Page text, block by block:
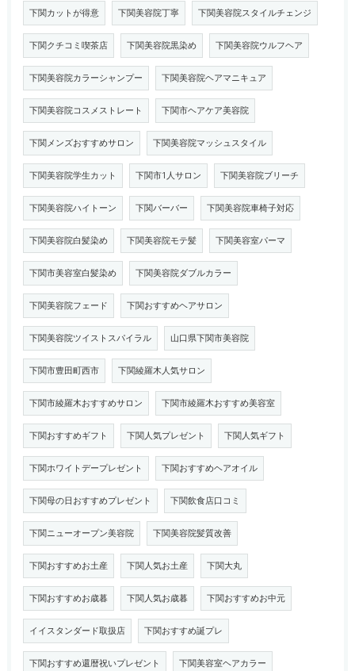
下関カットが得意 下関美容院丁寧 下関美容院スタイルチェンジ
下関クチコミ喫茶店 下関美容院黒染め 下関美容院ウルフヘア
下関美容院カラーシャンプー 下関美容院ヘアマニキュア
下関美容院コスメストレート 下関市ヘアケア美容院
下関メンズおすすめサロン 下関美容院マッシュスタイル
下関美容院学生カット 下関市1人サロン 下関美容院ブリーチ
下関美容院ハイトーン 下関バーバー 下関美容院車椅子対応
下関美容院白髪染め 下関美容院モテ髪 下関美容室パーマ
下関市美容室白髪染め 下関美容院ダブルカラー
下関美容院フェード 下関おすすめヘアサロン
下関美容院ツイストスパイラル 山口県下関市美容院
下関市豊田町西市 下関綾羅木人気サロン
下関市綾羅木おすすめサロン 下関市綾羅木おすすめ美容室
下関おすすめギフト 下関人気プレゼント 下関人気ギフト
下関ホワイトデープレゼント 下関おすすめヘアオイル
下関母の日おすすめプレゼント 下関飲食店口コミ
下関ニューオープン美容院 下関美容院髪質改善
下関おすすめお土産 下関人気お土産 下関大丸
下関おすすめお歳暮 下関人気お歳暮 下関おすすめお中元
イイスタンダード取扱店 下関おすすめ誕プレ
下関おすすめ還暦祝いプレゼント 下関美容室ヘアカラー